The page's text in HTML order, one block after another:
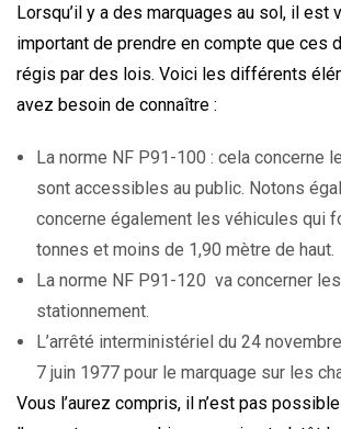
Lorsqu’il y a des marquages au sol, il est
important de prendre en compte que ces
régis par des lois. Voici les différents
avez besoin de connaître :
La norme NF P91-100 : cela concerne
sont accessibles au public. Notons
concerne également les véhicules qui
tonnes et moins de 1,90 mètre de haut.
La norme NF P91-120 va concerner
stationnement.
L’arrêté interministériel du 24
7 juin 1977 pour le marquage sur les
Vous l’aurez compris, il n’est pas